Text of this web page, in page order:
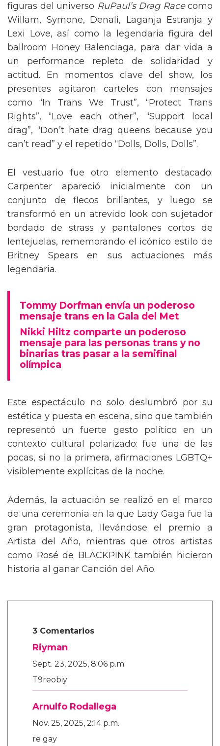
figuras del universo RuPaul’s Drag Racecomo
Willam, Symone, Denali, Laganja Estranja y
Lexi Love, así como la legendaria figura del
ballroom Honey Balenciaga, para dar vida a
un performance repleto de solidaridad y
actitud. En momentos clave del show, los
presentes agitaron carteles con mensajes
como “In Trans We Trust”, “Protect Trans
Rights”, “Love each other”, “Support local
drag”, “Don’t hate drag queens because you
can’t read” y el repetido “Dolls, Dolls, Dolls”.
El vestuario fue otro elemento destacado:
Carpenter apareció inicialmente con un
conjunto de flecos brillantes, y luego se
transformó en un atrevido look con sujetador
bordado de strass y pantalones cortos de
lentejuelas, rememorando el icónico estilo de
Britney Spears en sus actuaciones más
legendaria.
Tommy Dorfman envía un poderoso
mensaje trans en la Gala del Met
Nikki Hiltz comparte un poderoso
mensaje para las personas trans y no
binarias tras pasar a la semifinal
olímpica
Este espectáculo no solo deslumbró por su
estética y puesta en escena, sino que también
representó un fuerte gesto político en un
contexto cultural polarizado: fue una de las
pocas, si no la primera, afirmaciones LGBTQ+
visiblemente explícitas de la noche.
Además, la actuación se realizó en el marco
de una ceremonia en la que Lady Gaga fue la
gran protagonista, llevándose el premio a
Artista del Año, mientras que otros artistas
como Rosé de BLACKPINK también hicieron
historia al ganar Canción del Año.
3 Comentarios
Riyman
Sept. 23, 2025, 8:06 p.m.
T9reobiy
Arnulfo Rodallega
Nov. 25, 2025, 2:14 p.m.
re gay